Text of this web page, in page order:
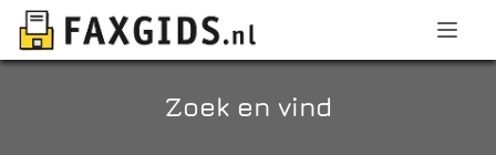
Zoek en vind